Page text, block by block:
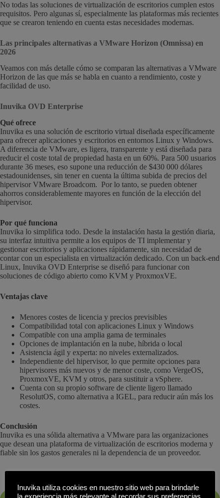
No todas las soluciones de virtualización de escritorios cumplen estos
requisitos. Pero algunas sí, especialmente las plataformas más recientes
que se crearon teniendo en cuenta estas necesidades modernas.
Las principales alternativas a VMware Horizon (Omnissa) en
2026
Veamos con más detalle cómo se comparan las alternativas a VMware
Horizon de las que más se habla en cuanto a rendimiento, coste y
facilidad de uso.
Inuvika OVD Enterprise
Qué ofrece
Inuvika es una solución de escritorio virtual diseñada específicamente
para ofrecer aplicaciones y escritorios en entornos Linux y Windows.
A diferencia de VMware, es ligera, transparente y está diseñada para
reducir el coste total de propiedad hasta en un 60%. Para 500 usuarios
durante 36 meses, eso supone una reducción de $430 000 dólares
estadounidenses, sin tener en cuenta la última subida de precios del
hipervisor VMware Broadcom. Por lo tanto, se pueden obtener
ahorros considerablemente mayores en función de la elección del
hipervisor.
Por qué funciona
Inuvika lo simplifica todo. Desde la instalación hasta la gestión diaria,
su interfaz intuitiva permite a los equipos de TI implementar y
gestionar escritorios y aplicaciones rápidamente, sin necesidad de
contar con un especialista en virtualización dedicado. Con un back-end
Linux, Inuvika OVD Enterprise se diseñó para funcionar con
soluciones de código abierto como KVM y ProxmoxVE.
Ventajas clave
Menores costes de licencia y precios previsibles
Compatibilidad total con aplicaciones Linux y Windows
Compatible con una amplia gama de terminales
Opciones de implantación en la nube, híbrida o local
Asistencia ágil y experta: no niveles externalizados.
Independiente del hipervisor, lo que permite opciones para
hipervisores más nuevos y de menor coste, como VergeOS,
ProxmoxVE, KVM y otros, para sustituir a vSphere.
Cuenta con su propio software de cliente ligero llamado
ResolutOS, como alternativa a IGEL, para reducir aún más los
costes.
Conclusión
Inuvika es una sólida alternativa a VMware para las organizaciones
que desean una plataforma de virtualización de escritorios moderna y
fiable sin los gastos generales ni la dependencia de un proveedor.
Inuvika utiliza cookies en nuestro sitio web para brindarle